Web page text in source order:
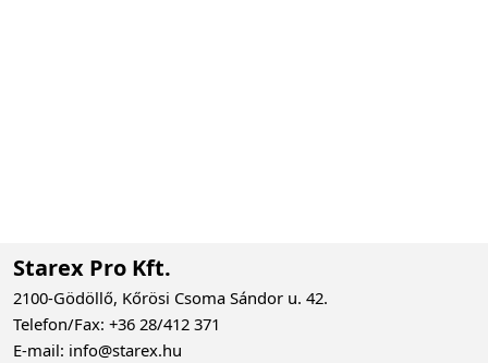
Starex Pro Kft.
2100-Gödöllő, Kőrösi Csoma Sándor u. 42.
Telefon/Fax: +36 28/412 371
E-mail: info@starex.hu